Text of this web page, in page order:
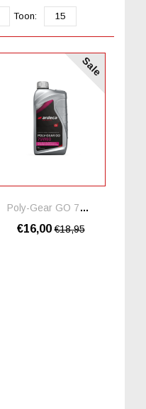
Toon: 15
Sale
Poly-Gear GO 75W80
€16,00€18,95